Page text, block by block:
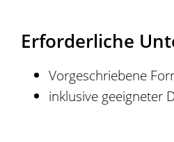
Erforderliche
Vorgeschriebene
inklusive geeigneter